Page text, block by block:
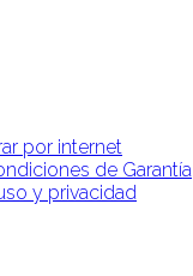
por internet
de Garantía
y privacidad